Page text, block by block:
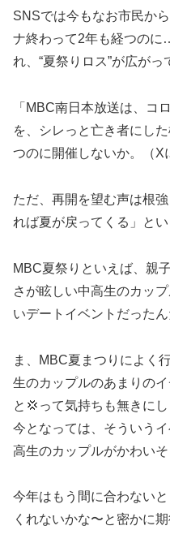
SNSでは今もなお市民か
ナ終わって2年も経つの
れ、“夏祭りロス”が広がっ
「MBC南日本放送は、コ
を、シレっと亡き者にし
つのに開催しないか。（X
ただ、再開を望む声は根
れば夏が戻ってくる」と
MBC夏祭りといえば、親
さが眩しい中高生のカッ
いデートイベントだったん
ま、MBC夏まつりによく
生のカップルのあまりの
と💢って気持ちも無きに
今となっては、そういう
高生のカップルがかわい
今年はもう間に合わない
くれないかな〜と密かに